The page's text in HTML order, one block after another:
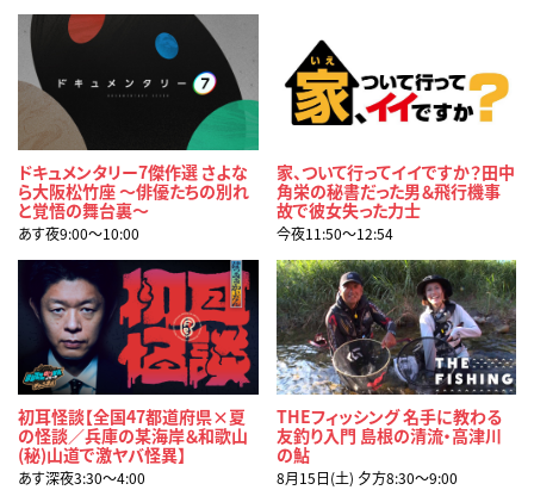
ドキュメンタリー7傑作選 さよな
ら大阪松竹座 ～俳優たちの別れ
と覚悟の舞台裏～
あす夜9:00〜10:00
家、ついて行ってイイですか？田中
角栄の秘書だった男＆飛行機事
故で彼女失った力士
今夜11:50〜12:54
初耳怪談【全国47都道府県×夏
の怪談／兵庫の某海岸＆和歌山
(秘)山道で激ヤバ怪異】
あす深夜3:30〜4:00
THEフィッシング 名手に教わる
友釣り入門 島根の清流・高津川
の鮎
8月15日(土) 夕方8:30〜9:00